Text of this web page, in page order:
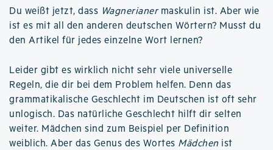
Du weißt jetzt, dass Wagnerianermaskulin ist. Aber wie
ist es mit all den anderen deutschen Wörtern? Musst du
den Artikel für jedes einzelne Wort lernen?
Leider gibt es wirklich nicht sehr viele universelle
Regeln, die dir bei dem Problem helfen. Denn das
grammatikalische Geschlecht im Deutschen ist oft sehr
unlogisch. Das natürliche Geschlecht hilft dir selten
weiter. Mädchen sind zum Beispiel per Definition
weiblich. Aber das Genus des Wortes Mädchen ist